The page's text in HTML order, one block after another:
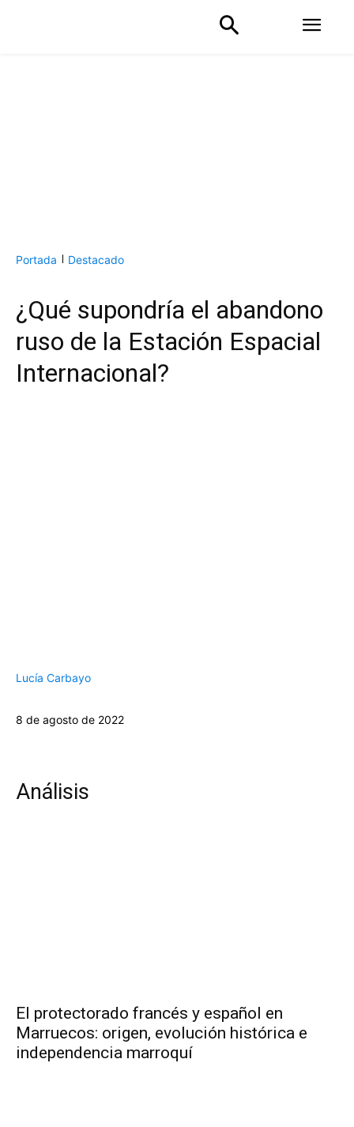
Portada Destacado
¿Qué supondría el abandono
ruso de la Estación Espacial
Internacional?
Lucía Carbayo
8 de agosto de 2022
Análisis
El protectorado francés y español en
Marruecos: origen, evolución histórica e
independencia marroquí